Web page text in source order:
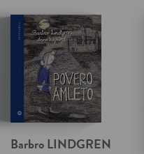
Barbro LINDGREN